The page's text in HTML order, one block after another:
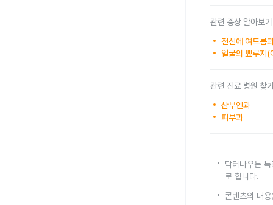
관련 증상 알아보기
전신에 여드름
얼굴의 뾰루지(
관련 진료 병원 찾
산부인과
피부과
닥터나우는
로 합니다.
콘텐츠의 내